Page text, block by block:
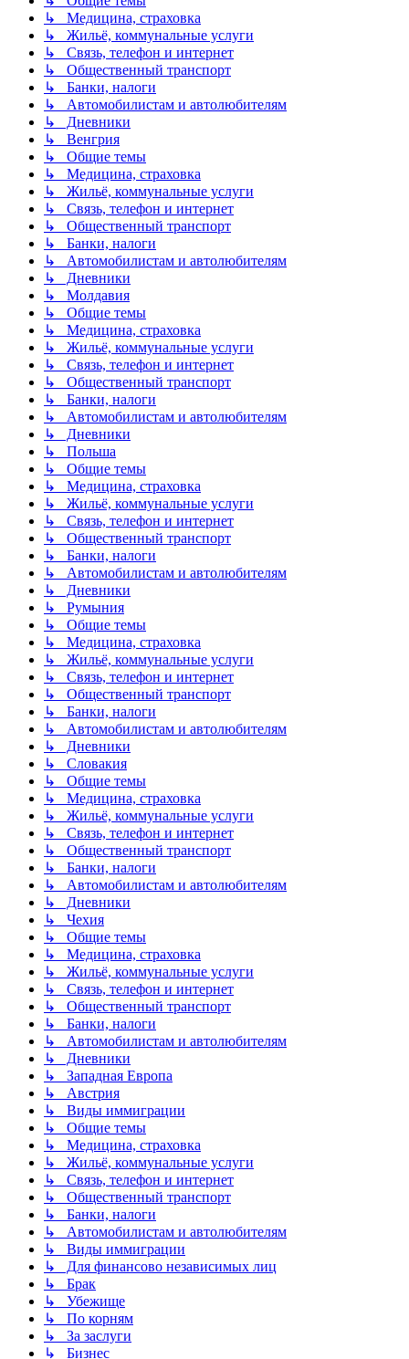
↳ Медицина, страховка
↳ Жильё, коммунальные услуги
↳ Связь, телефон и интернет
↳ Общественный транспорт
↳ Банки, налоги
↳ Автомобилистам и автолюбителям
↳ Дневники
↳ Венгрия
↳ Общие темы
↳ Медицина, страховка
↳ Жильё, коммунальные услуги
↳ Связь, телефон и интернет
↳ Общественный транспорт
↳ Банки, налоги
↳ Автомобилистам и автолюбителям
↳ Дневники
↳ Молдавия
↳ Общие темы
↳ Медицина, страховка
↳ Жильё, коммунальные услуги
↳ Связь, телефон и интернет
↳ Общественный транспорт
↳ Банки, налоги
↳ Автомобилистам и автолюбителям
↳ Дневники
↳ Польша
↳ Общие темы
↳ Медицина, страховка
↳ Жильё, коммунальные услуги
↳ Связь, телефон и интернет
↳ Общественный транспорт
↳ Банки, налоги
↳ Автомобилистам и автолюбителям
↳ Дневники
↳ Румыния
↳ Общие темы
↳ Медицина, страховка
↳ Жильё, коммунальные услуги
↳ Связь, телефон и интернет
↳ Общественный транспорт
↳ Банки, налоги
↳ Автомобилистам и автолюбителям
↳ Дневники
↳ Словакия
↳ Общие темы
↳ Медицина, страховка
↳ Жильё, коммунальные услуги
↳ Связь, телефон и интернет
↳ Общественный транспорт
↳ Банки, налоги
↳ Автомобилистам и автолюбителям
↳ Дневники
↳ Чехия
↳ Общие темы
↳ Медицина, страховка
↳ Жильё, коммунальные услуги
↳ Связь, телефон и интернет
↳ Общественный транспорт
↳ Банки, налоги
↳ Автомобилистам и автолюбителям
↳ Дневники
↳ Западная Европа
↳ Австрия
↳ Виды иммиграции
↳ Общие темы
↳ Медицина, страховка
↳ Жильё, коммунальные услуги
↳ Связь, телефон и интернет
↳ Общественный транспорт
↳ Банки, налоги
↳ Автомобилистам и автолюбителям
↳ Виды иммиграции
↳ Для финансово независимых лиц
↳ Брак
↳ Убежище
↳ По корням
↳ За заслуги
↳ Бизнес